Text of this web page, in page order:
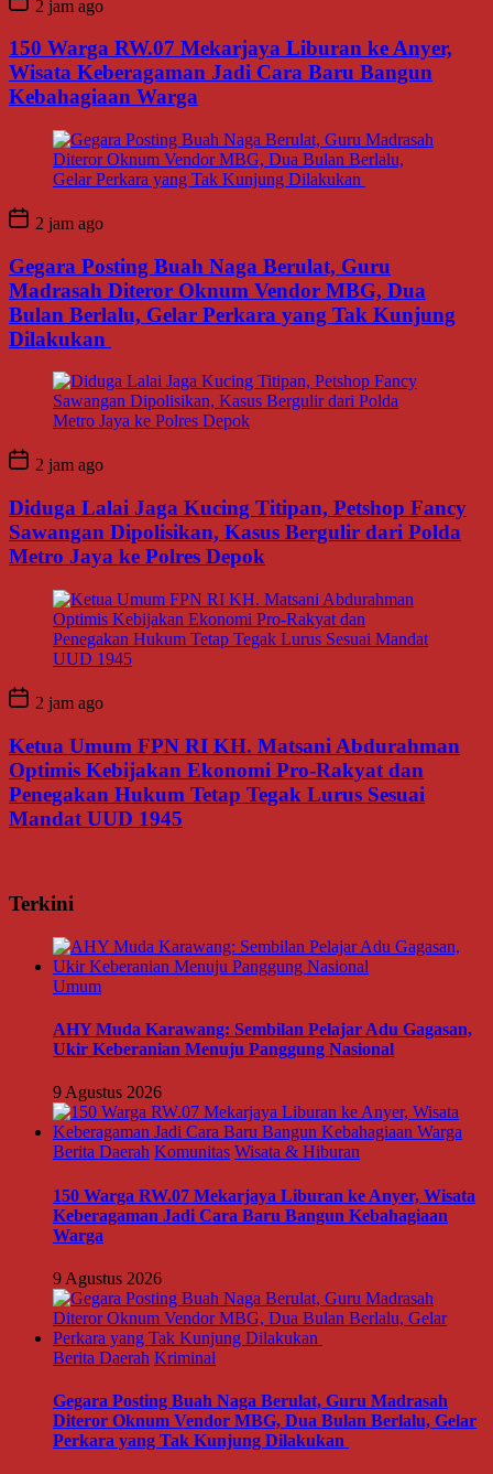
2 jam ago
150 Warga RW.07 Mekarjaya Liburan ke Anyer,
Wisata Keberagaman Jadi Cara Baru Bangun
Kebahagiaan Warga
2 jam ago
Gegara Posting Buah Naga Berulat, Guru
Madrasah Diteror Oknum Vendor MBG, Dua
Bulan Berlalu, Gelar Perkara yang Tak Kunjung
Dilakukan
2 jam ago
Diduga Lalai Jaga Kucing Titipan, Petshop Fancy
Sawangan Dipolisikan, Kasus Bergulir dari Polda
Metro Jaya ke Polres Depok
2 jam ago
Ketua Umum FPN RI KH. Matsani Abdurahman
Optimis Kebijakan Ekonomi Pro-Rakyat dan
Penegakan Hukum Tetap Tegak Lurus Sesuai
Mandat UUD 1945
Terkini
Umum
AHY Muda Karawang: Sembilan Pelajar Adu Gagasan,
Ukir Keberanian Menuju Panggung Nasional
9 Agustus 2026
Berita Daerah Komunitas Wisata & Hiburan
150 Warga RW.07 Mekarjaya Liburan ke Anyer, Wisata
Keberagaman Jadi Cara Baru Bangun Kebahagiaan
Warga
9 Agustus 2026
Berita Daerah Kriminal
Gegara Posting Buah Naga Berulat, Guru Madrasah
Diteror Oknum Vendor MBG, Dua Bulan Berlalu, Gelar
Perkara yang Tak Kunjung Dilakukan